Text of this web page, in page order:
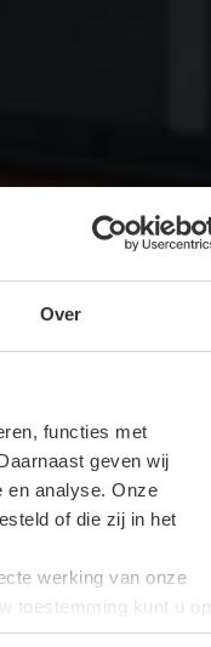
Over
functies met
geven wij
en analyse. Onze
of die zij in het
werking van onze
toestemming kunt u op